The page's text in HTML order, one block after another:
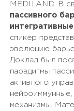
MEDILAND. В
пассивного
спикер
эволюцию
Доклад был
парадигмы
активного
механизмы.